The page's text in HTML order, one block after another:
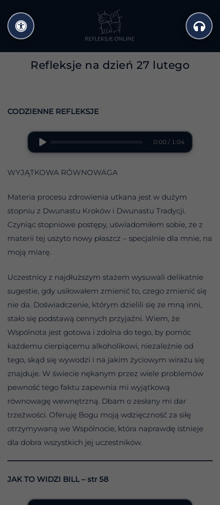
do
treści
Refleksje na dzień 27 lutego
CODZIENNE REFLEKSJE
0:00 / 1:04
WYJĄTKOWA RÓWNOWAGA
Materia procesu zdrowienia utkana jest w dużym
stopniu z Dwunastu Kroków i Dwunastu Tradycji.
Czyniąc stopniowe postępy, uświadomiłem sobie, ze z
materii tej uszyto nowy płaszcz – specjalnie dla mnie, na
moją miarę.
Uczestnicy z najdłuższym stażem wysuwali delikatnie
sugestie, gdy usiłowałem zmienić to, czego zmienić się
nie da. Doświadczenie, którym dzielili się ze mną inni,
stało się podstawą cennych przyjaźni. Wiem, że
Wspólnota jest gotowa i zdolna do tego, by pomóc
każdemu cierpiącemu alkoholikowi, niezależnie od
tego, skąd się wywodzi i na jakim życiowym wirażu się
znajduje. W świecie nękanym przez wiele problemów
pewność tego faktu zapewnia mi wyjątkową
równowagę wewnętrzną. Dbam o zesłany mi dar
trzeźwości. Oferuję Bogu moją wdzięczność za siłę
otrzymywaną we Wspólnocie, która naprawdę istnieje
dla dobra wszystkich jej uczestników.
JAK TO WIDZI BILL – str 58